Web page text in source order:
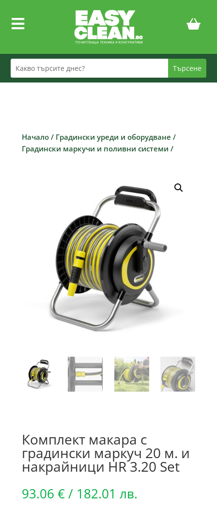

Начало/ Градински уреди и оборудване /
Градински маркучи и поливни системи /
Комплект макара с
градински маркуч 20 м. и
накрайници HR 3.20 Set
93.06 €/ 182.01 лв.